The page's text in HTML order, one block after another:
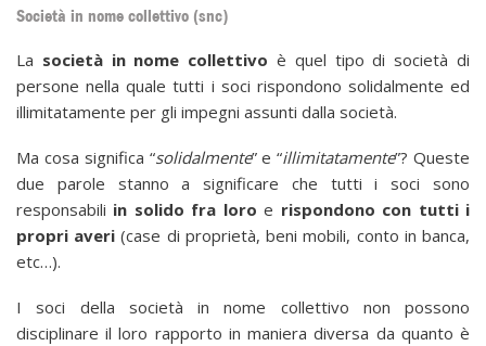
Società in nome collettivo (snc)
La società in nome collettivo è quel tipo di società di
persone nella quale tutti i soci rispondono solidalmente ed
illimitatamente per gli impegni assunti dalla società.
Ma cosa significa “solidalmente” e “illimitatamente”? Queste
due parole stanno a significare che tutti i soci sono
responsabili in solido fra loro e rispondono con tutti i
propri averi (case di proprietà, beni mobili, conto in banca,
etc…).
I soci della società in nome collettivo non possono
disciplinare il loro rapporto in maniera diversa da quanto è